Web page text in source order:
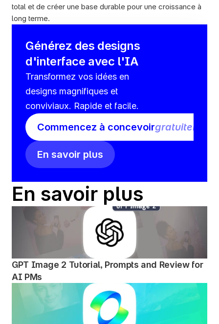
total et de créer une base durable pour une croissance à
long terme.
Générez des designs
d'interface avec l'IA
Transformez vos idées en
designs magnifiques et
conviviaux. Rapide et facile.
Commencez à concevoirgratuitement
En savoir plus
En savoir plus
GPT Image 2 Tutorial, Prompts and Review for
AI PMs